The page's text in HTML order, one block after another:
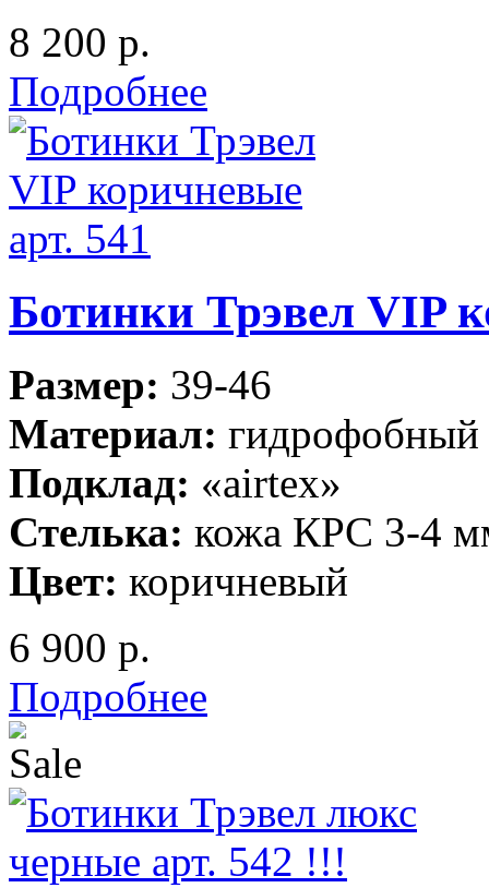
8 200 р.
Подробнее
Ботинки Трэвел VIP
Размер: 39-46
Материал: гидрофобный
Подклад: «airtex»
Стелька: кожа КРС 3-4
Цвет: коричневый
6 900 р.
Подробнее